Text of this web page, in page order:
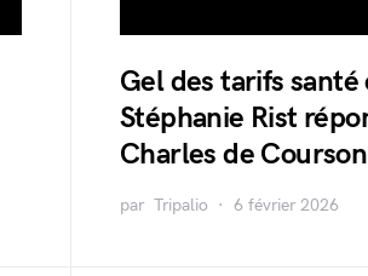
Gel des tarifs santé
Stéphanie Rist
Charles de Courson
par Tripalio 6 février 2026